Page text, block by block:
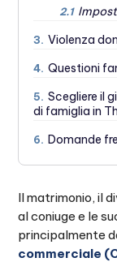
2.1
3. Violenza
4. Questioni
5. Scegliere il
di famiglia in
6. Domande
Il matrimonio, il
al coniuge e le
principalmente
commerciale